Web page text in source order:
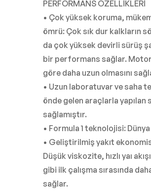
PERFORMANS ÖZELLİKLERİ
• Çok yüksek koruma,
ömrü: Çok sık dur kalkların
da çok yüksek devirli sürüş
bir performans sağlar.
göre daha uzun olmasını
• Uzun laboratuvar ve saha
önde gelen araçlarla
sağlamıştır.
• Formula 1 teknolojisi:
• Geliştirilmiş yakıt
Düşük viskozite, hızlı yaı
gibi ilk çalışma sırasında
sağlar.